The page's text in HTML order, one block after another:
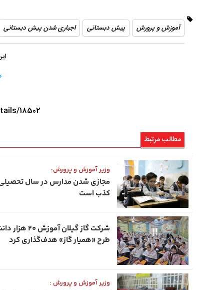
آموزش و پرورش پیش دبستانی اجباری شدن پیش دبستانی
18502
مطالب مرتبط
وزیر آموزش و پرورش:
مجازی شدن مدارس در سال
کذب است
شرکت گاز گیلان
طرح «همیار گاز» هدف‌گذاری کرد
وزیر آموزش و پرورش :